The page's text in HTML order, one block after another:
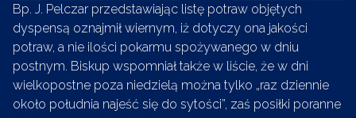
Bp. J. Pelczar przedstawiając listę potraw objętych
dyspensą oznajmił wiernym, iż dotyczy ona jakości
potraw, a nie ilości pokarmu spożywanego w dniu
postnym. Biskup wspomniał także w liście, że w dni
wielkopostne poza niedzielą można tylko „raz dziennie
około południa najeść się do sytości”, zaś posiłki poranne